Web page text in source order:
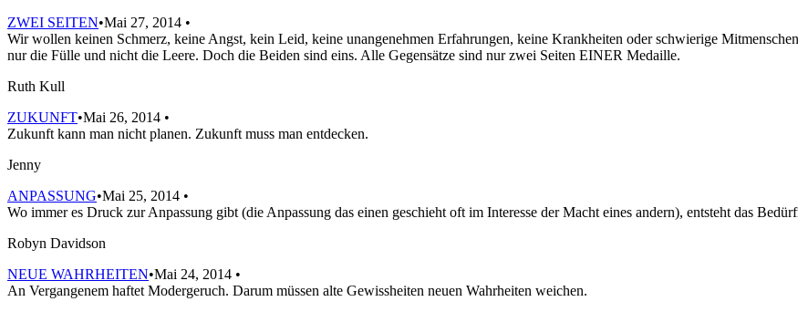
ZWEI SEITEN•Mai 27, 2014 •
Wir wollen keinen Schmerz, keine Angst, kein Leid, keine unangenehmen Erfahrungen, keine Krankheiten oder schwierige
nur die Fülle und nicht die Leere. Doch die Beiden sind eins. Alle Gegensätze sind nur zwei Seiten EINER Medaille.
Ruth Kull
ZUKUNFT•Mai 26, 2014 •
Zukunft kann man nicht planen. Zukunft muss man entdecken.
Jenny
ANPASSUNG•Mai 25, 2014 •
Wo immer es Druck zur Anpassung gibt (die Anpassung das einen geschieht oft im Interesse der Macht eines andern), entsteht das
Robyn Davidson
NEUE WAHRHEITEN•Mai 24, 2014 •
An Vergangenem haftet Modergeruch. Darum müssen alte Gewissheiten neuen Wahrheiten weichen.